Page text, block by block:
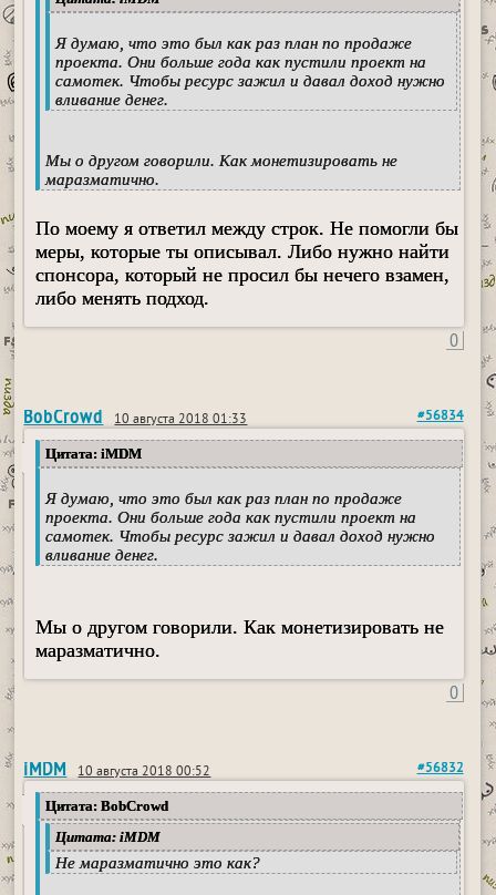
Я думаю, что это был как раз план по продаже
проекта. Они больше года как пустили проект на
самотек. Чтобы ресурс зажил и давал доход нужно
вливание денег.
Мы о другом говорили. Как монетизировать не
маразматично.
По моему я ответил между строк. Не помогли бы
меры, которые ты описывал. Либо нужно найти
спонсора, который не просил бы нечего взамен,
либо менять подход.
0
BobCrowd 10 августа 2018 01:33 #56834
Цитата: iMDM
Я думаю, что это был как раз план по продаже
проекта. Они больше года как пустили проект на
самотек. Чтобы ресурс зажил и давал доход нужно
вливание денег.
Мы о другом говорили. Как монетизировать не
маразматично.
0
iMDM 10 августа 2018 00:52 #56832
Цитата: BobCrowd
Цитата: iMDM
Не маразматично это как?